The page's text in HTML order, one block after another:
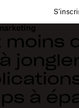
moins
à